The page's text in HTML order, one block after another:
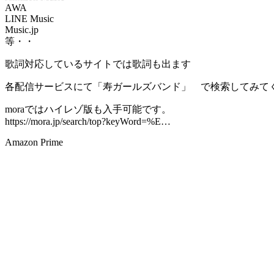
AWA
LINE Music
Music.jp
等・・
歌詞対応しているサイトでは歌詞も出ます
各配信サービスにて「寿ガールズバンド」 で検索してみて
moraではハイレゾ版も入手可能です。
https://mora.jp/search/top?keyWord=%E…
Amazon Prime